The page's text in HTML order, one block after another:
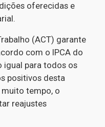
oferecidas e
(ACT) garante
com o IPCA do
igual para todos os
positivos desta
muito tempo, o
reajustes